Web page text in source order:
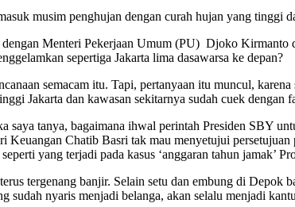
musim penghujan dengan curah hujan yang tinggi
Menteri Pekerjaan Umum (PU) Djoko Kirmanto
sepertiga Jakarta lima dasawarsa ke depan?
semacam itu. Tapi, pertanyaan itu muncul,
Jakarta dan kawasan sekitarnya sudah cuek
saya tanya, bagaimana ihwal perintah Presiden SBY
Keuangan Chatib Basri tak mau menyetujui
yang terjadi pada kasus ‘anggaran tahun jamak’
tergenang banjir. Selain setu dan embung di
sudah nyaris menjadi belanga, akan selalu menjadi